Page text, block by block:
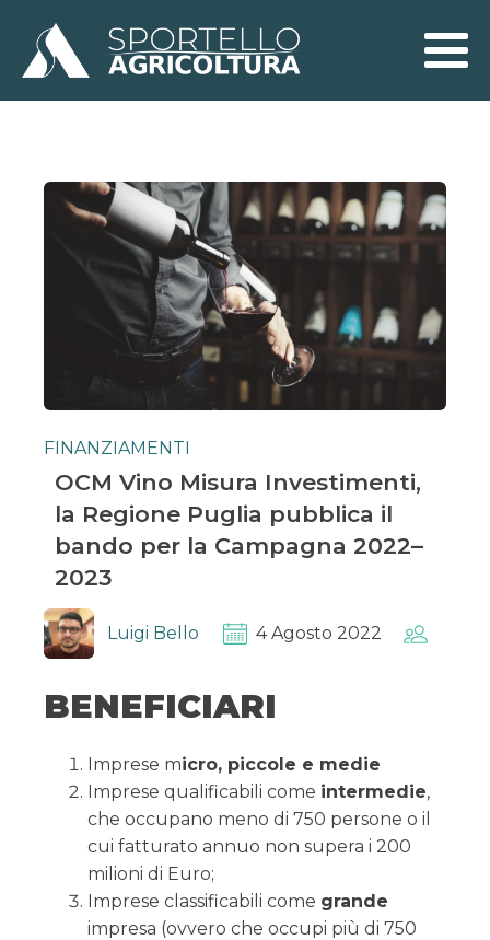
FINANZIAMENTI
OCM Vino Misura Investimenti,
la Regione Puglia pubblica il
bando per la Campagna 2022–
2023
Luigi Bello 4 Agosto 2022
BENEFICIARI
Imprese micro, piccole e medie
Imprese qualificabili come intermedie,
che occupano meno di 750 persone o il
cui fatturato annuo non supera i 200
milioni di Euro;
Imprese classificabili come grande
impresa (ovvero che occupi più di 750